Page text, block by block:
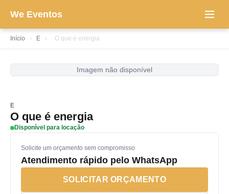
We Eventos
Início › E › O que é energia
Imagem não disponível
E
O que é energia
Disponível para locação
Solicite um orçamento sem compromisso
Atendimento rápido pelo WhatsApp
SOLICITAR ORÇAMENTO